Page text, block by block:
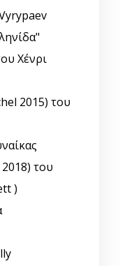
Χένρι
2015) του
του
)